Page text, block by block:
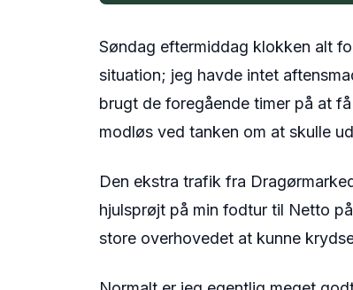
Søndag eftermiddag klokken alt
situation; jeg havde intet
brugt de foregående timer på at
modløs ved tanken om at skulle
Den ekstra trafik fra
hjulsprøjt på min fodtur til Netto
store overhovedet at kunne